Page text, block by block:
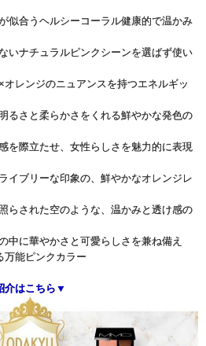
似合うヘルシーコーラル健康的で温かみ
いナチュラルピンクシーンを選ばず使い
レンジのニュアンスを持つエネルギッ
るさと柔らかさをくれる鮮やかな発色の
を際立たせ、女性らしさを魅力的に表現
イブリーな印象の、鮮やかなオレンジレ
らされた空のような、温かみと透け感の
中に華やかさと可愛らしさを兼ね備え
万能ピンクカラー
介はこちら▼